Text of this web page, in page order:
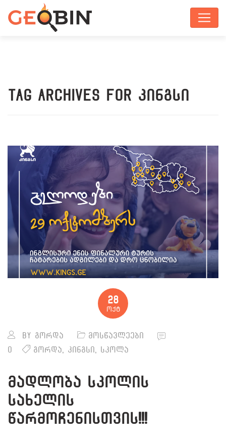
Tag Archives for კინგსი
28
ოქტ
By გორდა
მოსწავლეები
0
გორდა კინგსი სკოლა
მადლობა სკოლის
სახელის
წარმოჩენისთვის!!!